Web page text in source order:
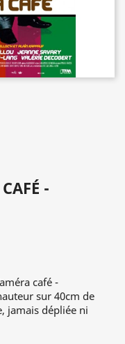
-
café -
sur 40cm de
jamais dépliée ni